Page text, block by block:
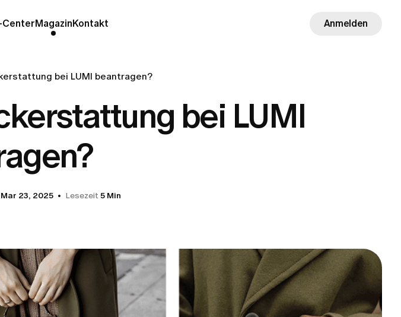
CenterMagazinKontakt Anmelden
bei LUMI beantragen?
bei LUMI
Mar 23, 2025 Lesezeit 5 Min